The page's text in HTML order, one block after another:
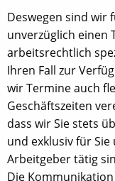
Deswegen sind wir
unverzüglich einen
arbeitsrechtlich
Ihren Fall zur
wir Termine auch
Geschäftszeiten
dass wir Sie stets
und exklusiv für
Arbeitgeber tätig
Die